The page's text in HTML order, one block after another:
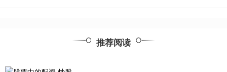
推荐阅读